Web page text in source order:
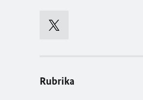
Rubrika